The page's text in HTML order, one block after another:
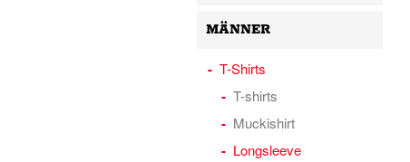
MÄNNER
T-Shirts
T-shirts
Muckishirt
Longsleeve